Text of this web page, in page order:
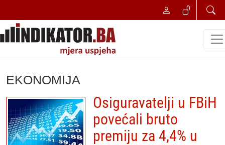
EKONOMIJA
Osiguravatelji u FBiH
povećali bruto
premiju za 4,4% u